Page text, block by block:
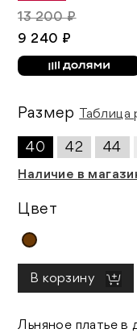
13 200 ₽
9 240 ₽
Размер
40 42 44
Наличие в
Цвет
В корзину
Льняное платье в